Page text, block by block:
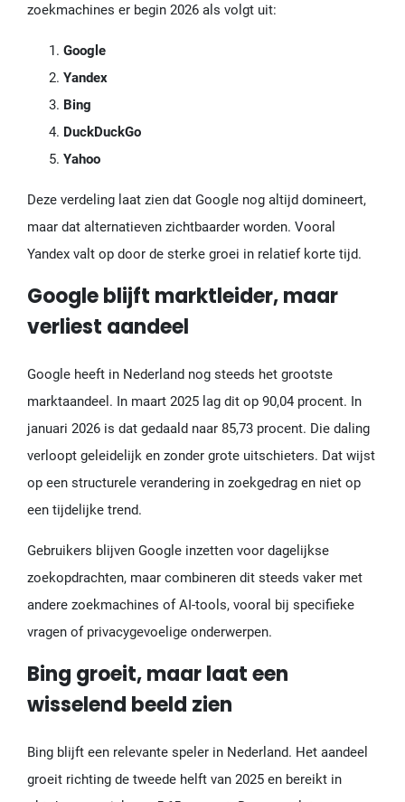
zoekmachines er begin 2026 als volgt uit:
Google
Yandex
Bing
DuckDuckGo
Yahoo
Deze verdeling laat zien dat Google nog altijd domineert,
maar dat alternatieven zichtbaarder worden. Vooral
Yandex valt op door de sterke groei in relatief korte tijd.
Google blijft marktleider, maar
verliest aandeel
Google heeft in Nederland nog steeds het grootste
marktaandeel. In maart 2025 lag dit op 90,04 procent. In
januari 2026 is dat gedaald naar 85,73 procent. Die daling
verloopt geleidelijk en zonder grote uitschieters. Dat wijst
op een structurele verandering in zoekgedrag en niet op
een tijdelijke trend.
Gebruikers blijven Google inzetten voor dagelijkse
zoekopdrachten, maar combineren dit steeds vaker met
andere zoekmachines of AI-tools, vooral bij specifieke
vragen of privacygevoelige onderwerpen.
Bing groeit, maar laat een
wisselend beeld zien
Bing blijft een relevante speler in Nederland. Het aandeel
groeit richting de tweede helft van 2025 en bereikt in